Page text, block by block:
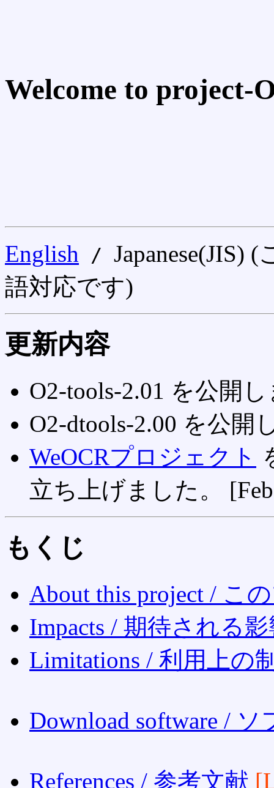
Welcome to project-
English / Japanese(JIS)
語対応です)
更新内容
O2-tools-2.01 を公開
O2-dtools-2.00 を公開
WeOCRプロジェクト
立ち上げました。
もくじ
About this project / こ
Impacts / 期待される
Limitations / 利用上の
Download software /
References / 参考文献